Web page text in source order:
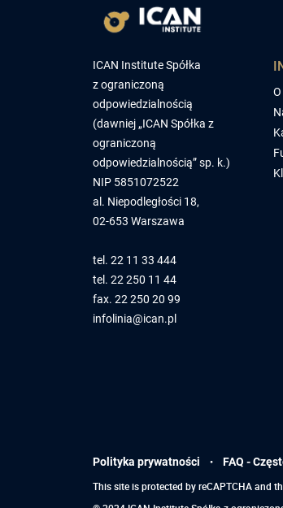
ICAN Institute Spółka
z ograniczoną
odpowiedzialnością
(dawniej „ICAN Spółka z
ograniczoną
odpowiedzialnością” sp. k.)
NIP 5851072522
al. Niepodległości 18,
02-653 Warszawa
tel. 22 11 33 444
tel. 22 250 11 44
fax. 22 250 20 99
infolinia@ican.pl
Polityka prywatności · FAQ -
This site is protected by reCAPTCHA and